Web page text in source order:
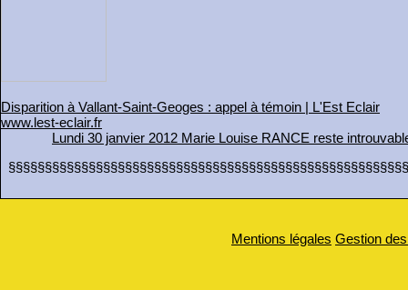
Disparition à Vallant-Saint-Geoges : appel à témoin | L'Est Eclair
www.lest-eclair.fr
Lundi 30 janvier 2012 Marie Louise RANCE reste
Mentions légales Gestion